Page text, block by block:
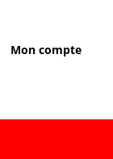
Mon compte